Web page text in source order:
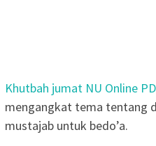
Khutbah jumat NU Online
mengangkat tema tentang
mustajab untuk bedo’a.